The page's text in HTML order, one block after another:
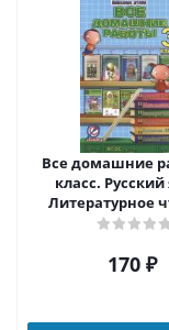
Все домашние
класс.
Литературное
Окружающий
170 ₽